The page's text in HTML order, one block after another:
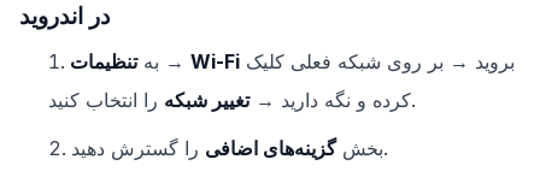
در اندروید
بهتنظیمات → Wi-Fi
کرده و نگه دارید →تغییر شبکه
را انتخاب کنید.
بخشگزینه‌های اضافی
را گسترش دهید.